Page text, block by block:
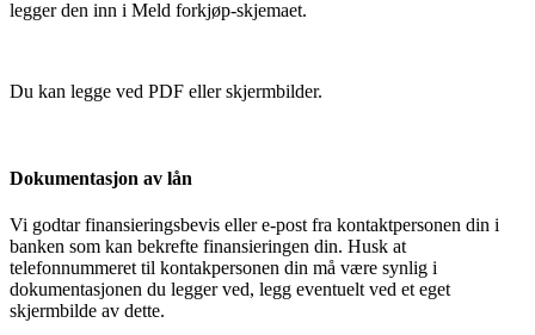
legger den inn i Meld forkjøp-skjemaet.
Du kan legge ved PDF eller skjermbilder.
Dokumentasjon av lån
Vi godtar finansieringsbevis eller e-post fra kontaktpersonen din i
banken som kan bekrefte finansieringen din. Husk at
telefonnummeret til kontakpersonen din må være synlig i
dokumentasjonen du legger ved, legg eventuelt ved et eget
skjermbilde av dette.